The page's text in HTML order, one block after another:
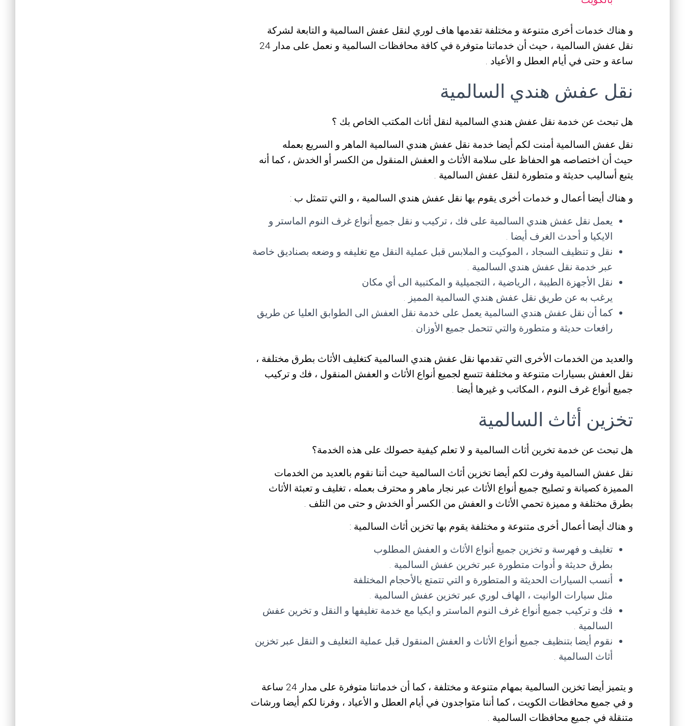
و هناك خدمات أخرى متنوعة و مختلفة تقدمها هاف لوري لنقل عفش السالمية و التابعة لشركة
نقل عفش السالمية ، حيث أن خدماتنا متوفرة في كافة محافظات السالمية و نعمل على مدار 24
ساعة و حتى في أيام العطل و الأعياد .
نقل عفش هندي السالمية
هل تبحث عن خدمة نقل عفش هندي السالمية لنقل أثاث المكتب الخاص بك ؟
نقل عفش السالمية أمنت لكم أيضا خدمة نقل عفش هندي السالمية الماهر و السريع بعمله
حيث أن اختصاصه هو الحفاظ على سلامة الأثاث و العفش المنقول من الكسر أو الخدش ، كما أنه
يتبع أساليب حديثة و متطورة لنقل عفش السالمية .
و هناك أيضا أعمال و خدمات أخرى يقوم بها نقل عفش هندي السالمية ، و التي تتمثل ب :
يعمل نقل عفش هندي السالمية على فك ، تركيب و نقل جميع أنواع غرف النوم الماستر و
الايكيا و أحدث الغرف أيضا .
نقل و تنظيف السجاد ، الموكيت و الملابس قبل عملية النقل مع تغليفه و وضعه بصناديق خاصة
عبر خدمة نقل عفش هندي السالمية .
نقل الأجهزة الطيبة ، الرياضية ، التجميلية و المكتبية الى أي مكان
يرغب به عن طريق نقل عفش هندي السالمية المميز .
كما أن نقل عفش هندي السالمية يعمل على خدمة نقل العفش الى الطوابق العليا عن طريق
رافعات حديثة و متطورة والتي تتحمل جميع الأوزان .
والعديد من الخدمات الأخرى التي تقدمها نقل عفش هندي السالمية كتغليف الأثاث بطرق مختلفة ،
نقل العفش بسيارات متنوعة و مختلفة تتسع لجميع أنواع الأثاث و العفش المنقول ، فك و تركيب
جميع أنواع غرف النوم ، المكاتب و غيرها أيضا .
تخزين أثاث السالمية
هل تبحث عن خدمة تخرين أثاث السالمية و لا تعلم كيفية حصولك على هذه الخدمة؟
نقل عفش السالمية وفرت لكم أيضا تخزين أثاث السالمية حيث أننا نقوم بالعديد من الخدمات
المميزة كصيانة و تصليح جميع أنواع الأثاث عبر نجار ماهر و محترف بعمله ، تغليف و تعبئة الأثاث
بطرق مختلفة و مميزة تحمي الأثاث و العفش من الكسر أو الخدش و حتى من التلف .
و هناك أيضا أعمال أخرى متنوعة و مختلفة يقوم بها تخزين أثاث السالمية :
تغليف و فهرسة و تخزين جميع أنواع الأثاث و العفش المطلوب
بطرق حديثة و أدوات متطورة عبر تخرين عفش السالمية .
أنسب السيارات الحديثة و المتطورة و التي تتمتع بالأحجام المختلفة
مثل سيارات الوانيت ، الهاف لوري عبر تخزين عفش السالمية .
فك و تركيب جميع أنواع غرف النوم الماستر و ايكيا مع خدمة تغليفها و النقل و تخرين عفش
السالمية .
نقوم أيضا بتنظيف جميع أنواع الأثاث و العفش المنقول قبل عملية التغليف و النقل عبر تخزين
أثاث السالمية .
و يتميز أيضا تخزين السالمية بمهام متنوعة و مختلفة ، كما أن خدماتنا متوفرة على مدار 24 ساعة
و في جميع محافظات الكويت ، كما أننا متواجدون في أيام العطل و الأعياد ، وفرنا لكم أيضا ورشات
متنقلة في جميع محافظات السالمية .